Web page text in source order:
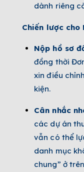
dành riêng
Chiến lược cho
Nộp hồ sơ
đồng thời
xin điều
kiện.
Cân nhắc
các dự án
vẫn có thể
danh mục
chung” ở